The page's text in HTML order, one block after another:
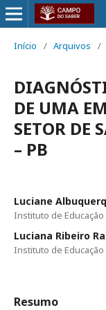
Início / Arquivos /
DE UMA
SETOR DE
– PB
Luciane
Instituto de
Luciana Ribeiro
Instituto de
Resumo